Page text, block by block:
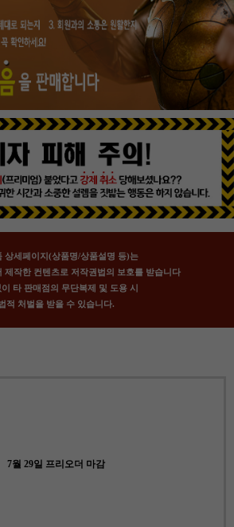
상세페이지(상품명/상품설명 등)는
작한 컨텐츠로 저작권법의 보호를 받습니다
타 판매점의 무단복제 및 도용 시
적 처벌을 받을 수 있습니다.
7월 29일 프리오더 마감